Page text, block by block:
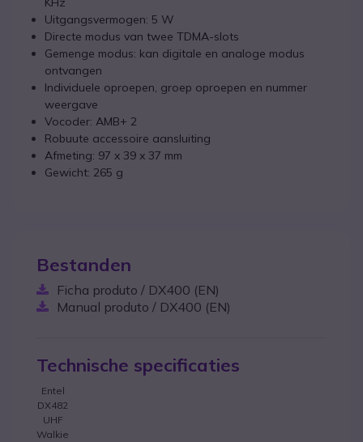
Uitgangsvermogen: 5 W
Directe modus van twee TDMA-slots
Gemenge modus: kan digitale en analoge modus
ontvangen
Individuele oproepen, groep oproepen en nummer
weergave
Vocoder: AMB+ 2
Robuute accessoire aansluiting
Afmeting: 97 x 39 x 37 mm
Gewicht: 265 g
Bestanden
Ficha produto / DX400 (EN)
Manual produto / DX400 (EN)
Technische specificaties
Entel
DX482
UHF
Walkie